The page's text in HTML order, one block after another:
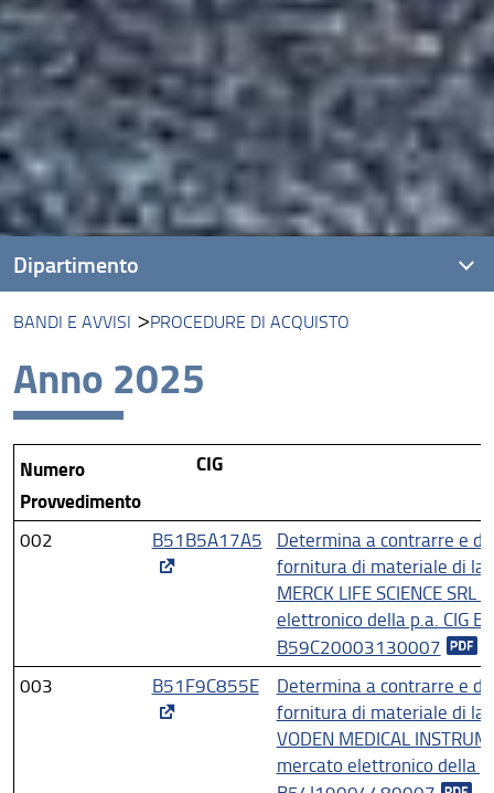
BANDI E AVVISI PROCEDURE DI ACQUISTO
Anno 2025
Numero
Provvedimento
CIG
002 B51B5A17A5
Determina a contrarre e
fornitura di materiale di
MERCK LIFE SCIENCE
elettronico della p.a. CIG
B59C20003130007
003
B51F9C855E
Determina a contrarre e
fornitura di materiale di
VODEN MEDICAL
mercato elettronico della
Dipartimento
Presentazione
Missione
Visione
Assicurazione della qualità
Organizzazione
Informazioni amministrative - modulistica